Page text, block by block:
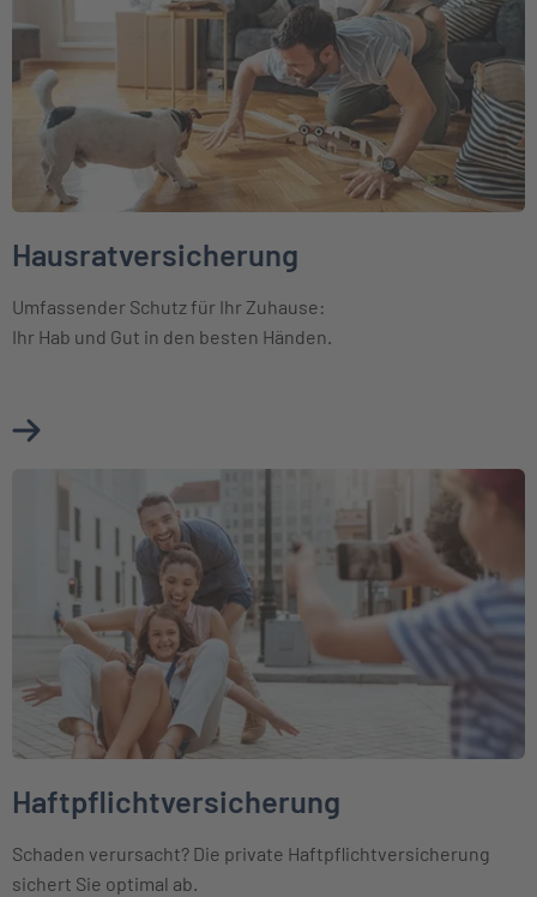
Hausratversicherung
Umfassender Schutz für Ihr Zuhause:
Ihr Hab und Gut in den besten Händen.
Mehr über Hausratversicherung erfahren
Weiter zu Haftpflichtversicherung
Haftpflichtversicherung
Schaden verursacht? Die private Haftpflichtversicherung
sichert Sie optimal ab.